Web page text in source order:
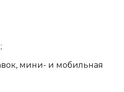
мини- и мобильная